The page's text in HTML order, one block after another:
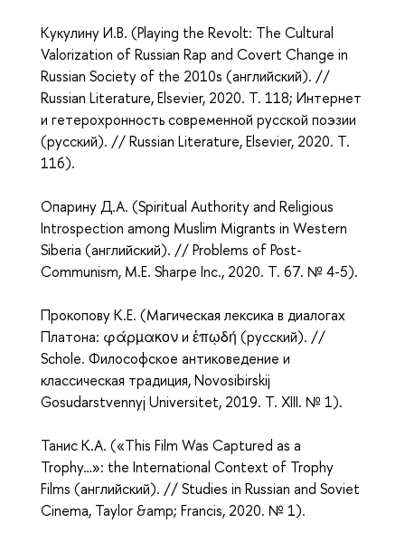
Кукулину И.В. (Playing the Revolt: The Cultural
Valorization of Russian Rap and Covert Change in
Russian Society of the 2010s (английский). //
Russian Literature, Elsevier, 2020. T. 118; Интернет
и гетерохронность современной русской поэзии
(русский). // Russian Literature, Elsevier, 2020. T.
116).
Опарину Д.А. (Spiritual Authority and Religious
Introspection among Muslim Migrants in Western
Siberia (английский). // Problems of Post-
Communism, M.E. Sharpe Inc., 2020. T. 67. № 4-5).
Прокопову К.Е. (Магическая лексика в диалогах
Платона: φάρµακον и ἐπῳδή (русский). //
Schole. Философское антиковедение и
классическая традиция, Novosibirskij
Gosudarstvennyj Universitet, 2019. T. XIII. № 1).
Танис К.А. («This Film Was Captured as a
Trophy…»: the International Context of Trophy
Films (английский). // Studies in Russian and Soviet
Cinema, Taylor &amp; Francis, 2020. № 1).